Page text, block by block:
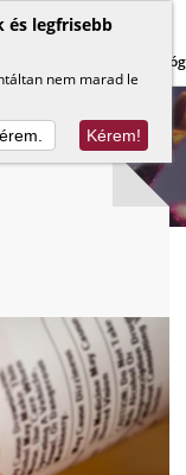
és legfrisebb
nem marad le
Kérem!